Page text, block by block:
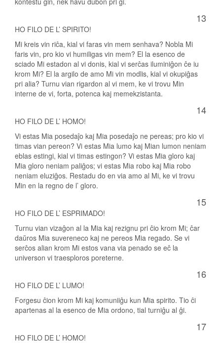
13
HO FILO DE L’ SPIRITO!
Mi kreis vin riĉa, kial vi faras vin mem senhava? Nobla Mi
faris vin, pro kio vi humiligas vin mem? El la esenco de
sciado Mi estadon al vi donis, kial vi serĉas iluminiĝon ĉe iu
krom Mi? El la argilo de amo Mi vin modlis, kial vi okupiĝas
pri alia? Turnu vian rigardon al vi mem, ke vi trovu Min
interne de vi, forta, potenca kaj memekzistanta.
14
HO FILO DE L’ HOMO!
Vi estas Mia posedaĵo kaj Mia posedaĵo ne pereas; pro kio vi
timas vian pereon? Vi estas Mia lumo kaj Mian lumon neniam
eblas estingi, kial vi timas estingon? Vi estas Mia gloro kaj
Mia gloro neniam paliĝos; vi estas Mia robo kaj Mia robo
neniam eluziĝos. Restadu do en via amo al Mi, ke vi trovu
Min en la regno de l’ gloro.
15
HO FILO DE L’ ESPRIMADO!
Turnu vian vizaĝon al la Mia kaj rezignu pri ĉio krom Mi; ĉar
daŭros Mia suvereneco kaj ne pereos Mia regado. Se vi
serĉos alian krom Mi estos vana via penado se eĉ la
universon vi traesploros poreterne.
16
HO FILO DE L’ LUMO!
Forgesu ĉion krom Mi kaj komuniiĝu kun Mia spirito. Tio ĉi
apartenas al la esenco de Mia ordono, tial turniĝu al ĝi.
17
HO FILO DE L’ HOMO!